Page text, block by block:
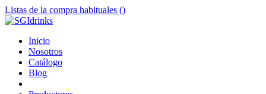
Listas de la compra habituales ()
Inicio
Nosotros
Catálogo
Blog